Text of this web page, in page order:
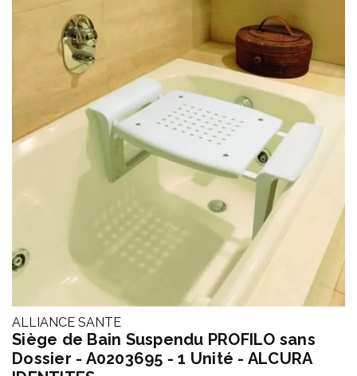
ALLIANCE SANTE
Siège de Bain Suspendu PROFILO sans
Dossier - A0203695 - 1 Unité - ALCURA